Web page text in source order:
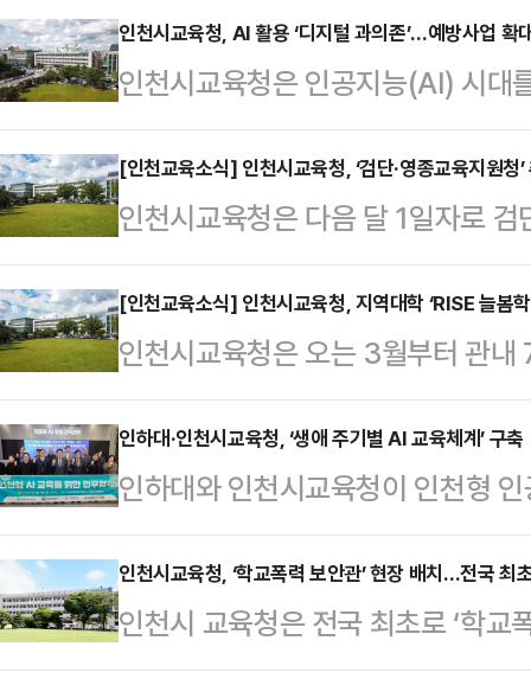
인천시교육청, AI 활용 ‘디지털 과의존’…예방사업 확
인천시교육청은 인공지능(AI) 시대
을 육성하고, 청소년의 디지털 과의
혔다.우선 올바른 AI 활용 문화 조
학생들이 AI를 도구로서 안전하게
다.특히 5~9세 아동의 디지털 노출
8~9시까지 가정 내 ‘디지털 프리
시간 스마트폰을 끄고 종이책을 읽
전…
[인천교육소식] 인천시교육청, ‘검단·영종교육지원청
인천시교육청은 다음 달 1일자로
해5도 전담센터를 공식 출범한다
시 교육청이 추진해 온 ‘교육지원청
수요 급증과 도서지역의 특수한 교
이 제기됨에 따라 결정됐다.시 교육
해 시 교육청동아시아국제교육원에
할 예정이다.이어 인천원당초교에
교육청학교지원단에 ‘서해5도 …
[인천교육소식] 인천시교육청, 지역대학 ‘RISE 늘봄
인천시교육청은 오는 3월부터 관
를 대상으로‘RISE 늘봄학교(대학
23일 밝혔다.이번 프로그램은 대학
초등 1~2학년 학생에게 질 높은 돌
다.정규 수업 종료 후 무료로 진행
육의 내실을 기할 것으로 기대된다.
춰 체험·놀이·안전 중심으로 설계
로 운영된다…
인하대·인천시교육청, ‘생애 주기별 AI 교육체계’ 구축
인하대와 인천시교육청이 인천형
성에 나선다.인하대는 시교육청과
해 운영할 계획이라고 10일 밝혔다
양성을 목표로 맞춤형 교육 정책을
AI 융합교육 역량을 강화하고, 학부
인천시교육청, ‘학교폭력 보안관’ 현장 배치…전국 최
인천시 교육청은 전국 최초로 ‘학
다고 5일 밝혔다.학교폭력 보안관